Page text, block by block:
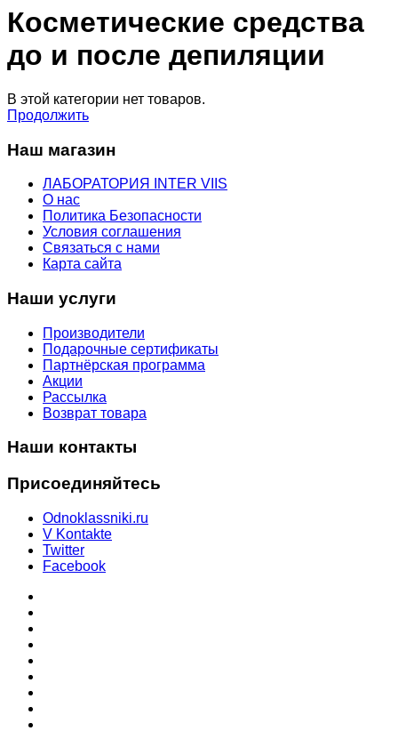
Косметические средства
до и после депиляции
В этой категории нет товаров.
Продолжить
Наш магазин
ЛАБОРАТОРИЯ INTER VIIS
О нас
Политика Безопасности
Условия соглашения
Связаться с нами
Карта сайта
Наши услуги
Производители
Подарочные сертификаты
Партнёрская программа
Акции
Рассылка
Возврат товара
Наши контакты
Присоединяйтесь
Odnoklassniki.ru
V Kontakte
Twitter
Facebook